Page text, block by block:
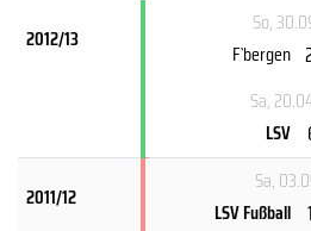
2012/13
So,
F`bergen
Sa,
LSV
2011/12
Sa,
LSV Fußball